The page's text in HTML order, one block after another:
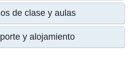
de clase y aulas
y alojamiento